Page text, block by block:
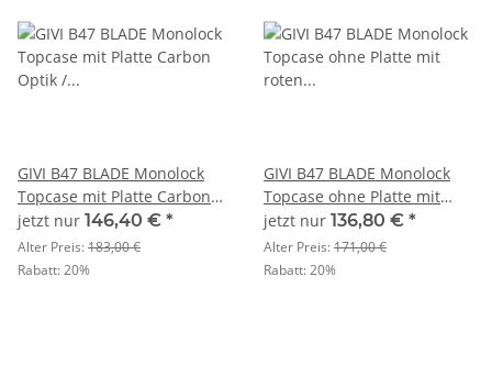
GIVI B47 BLADE Monolock
Topcase mit Platte Carbon
Optik / Max Zuladung 3 kg
jetzt nur 146,40 € *
Alter Preis:183,00 €
Rabatt:20%
GIVI B47 BLADE Monolock
Topcase ohne Platte mit
roten Reflektoren / Max
Zuladung 3 kg
jetzt nur 136,80 € *
Alter Preis:171,00 €
Rabatt:20%